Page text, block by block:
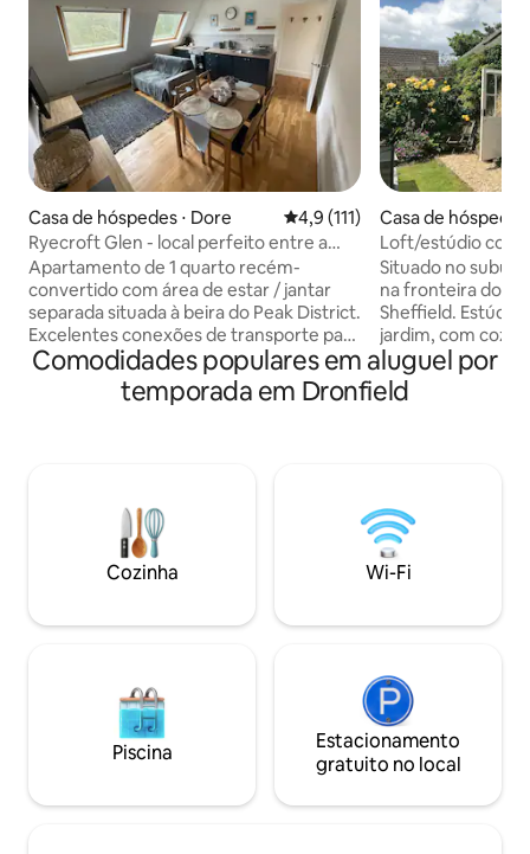
Casa de hóspedes ⋅ Dore 4,9 de uma avaliação média
4,9 (111)
Ryecroft Glen - local perfeito entre a
cidade e os picos
Apartamento de 1 quarto recém-
convertido com área de estar / jantar
separada situada à beira do Peak District.
Excelentes conexões de transporte para
Sheffield (e universidade/ salões) e linha
ferroviária Hope Valley. Idealmente
localizado para indivíduos, casais ou
apenas uma pausa tranquila.
Carregamento de veículos elétricos
disponível no estacionamento Park &
Ride localizado a cerca de 200 metros da
Casa de
d
Loft/estúdio com
Situado no
na fronteira do
Sheffield.
jardim, com
plano aberto,
quarto no andar
com cama de
altas ou idosas
altura e escadas
vontade para
reservar, se tiver
Comodidades populares em aluguel por
temporada em Dronfield
Cozinha Wi-Fi
Piscina
Estacionamento
gratuito no local